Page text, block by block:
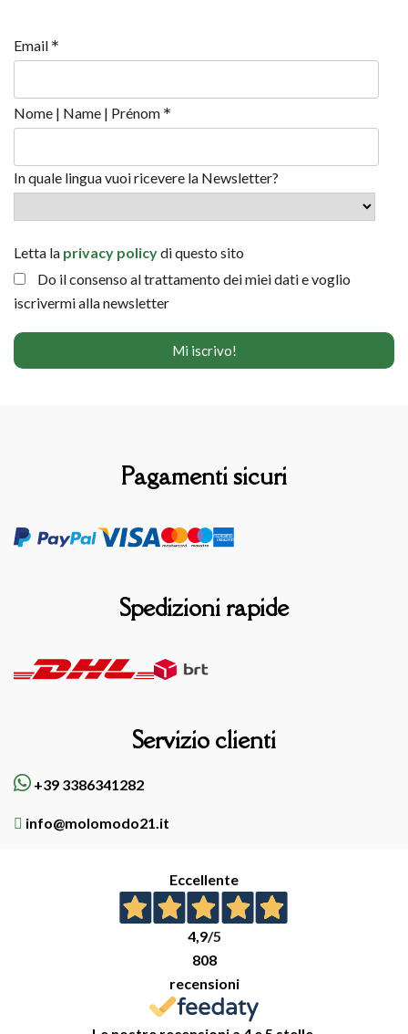
Email *
Nome | Name | Prénom *
In quale lingua vuoi ricevere la Newsletter?
Letta la privacy policydi questo sito
Do il consenso al trattamento dei miei dati e voglio
iscrivermi alla newsletter
Pagamenti sicuri
Spedizioni rapide
Servizio clienti
+39 3386341282
info@molomodo21.it
Eccellente
4,9/5
808
recensioni